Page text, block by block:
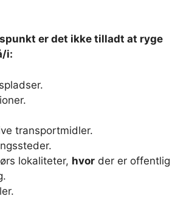
er det ikke tilladt at ryge
i:
transportmidler.
lokaliteter, hvor der er offentlig